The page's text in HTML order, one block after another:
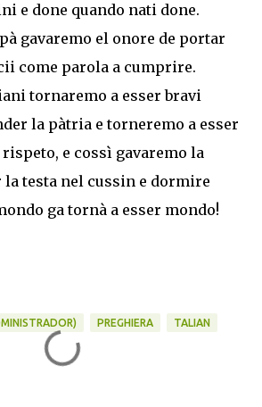
e done quando nati done.
gavaremo el onore de portar
come parola a cumprire.
tornaremo a esser bravi
la pàtria e torneremo a esser
e cossì gavaremo la
testa nel cussin e dormire
ga tornà a esser mondo!
PREGHIERA TALIAN